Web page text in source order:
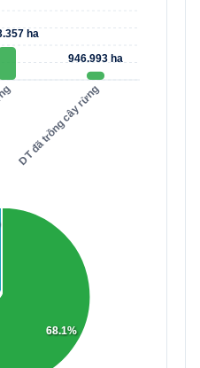
ha
946.993 ha
DT đã trồng cây rừng
68.1%